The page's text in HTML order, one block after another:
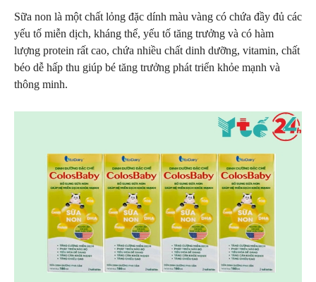
Sữa non là một chất lỏng đặc dính màu vàng có chứa đầy đủ các
yếu tố miễn dịch, kháng thể, yếu tố tăng trưởng và có hàm
lượng protein rất cao, chứa nhiều chất dinh dưỡng, vitamin, chất
béo dễ hấp thu giúp bé tăng trưởng phát triển khỏe mạnh và
thông minh.